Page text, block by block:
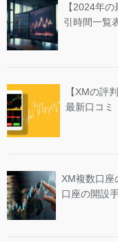
【2024年
引時間一覧
【XMの評
最新口コミ
XM複数口座
口座の開設